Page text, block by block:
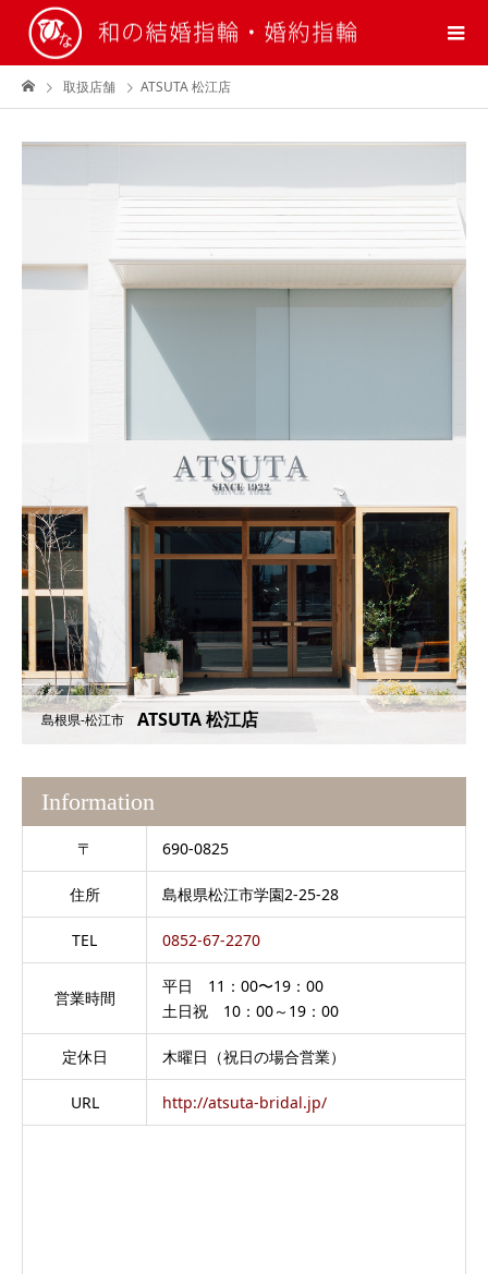
取扱店舗 ATSUTA 松江店
島根県-松江市 ATSUTA 松江店
Information
〒 690-0825
住所 島根県松江市学園2-25-28
TEL 0852-67-2270
営業時間
平日 11：00〜19：00
土日祝 10：00～19：00
定休日 木曜日（祝日の場合営業）
URL http://atsuta-bridal.jp/